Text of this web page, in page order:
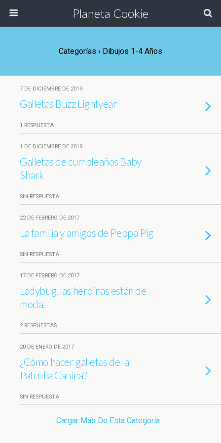
Planeta Cookie
Categorías › Dibujos 1-4 Años
7 DE DICIEMBRE DE 2019
Galletas Buzz Lightyear
1 RESPUESTA
1 DE DICIEMBRE DE 2019
Galletas de cumpleaños Baby
Shark
SIN RESPUESTA
22 DE FEBRERO DE 2017
La familia y amigos de Peppa Pig
SIN RESPUESTA
17 DE FEBRERO DE 2017
Ladybug, las heroínas están de
moda.
2 RESPUESTAS
20 DE ENERO DE 2017
¿Cómo hacer galletas de la
Patrulla Canina?
SIN RESPUESTA
Cargar Más De Esta Categoría…